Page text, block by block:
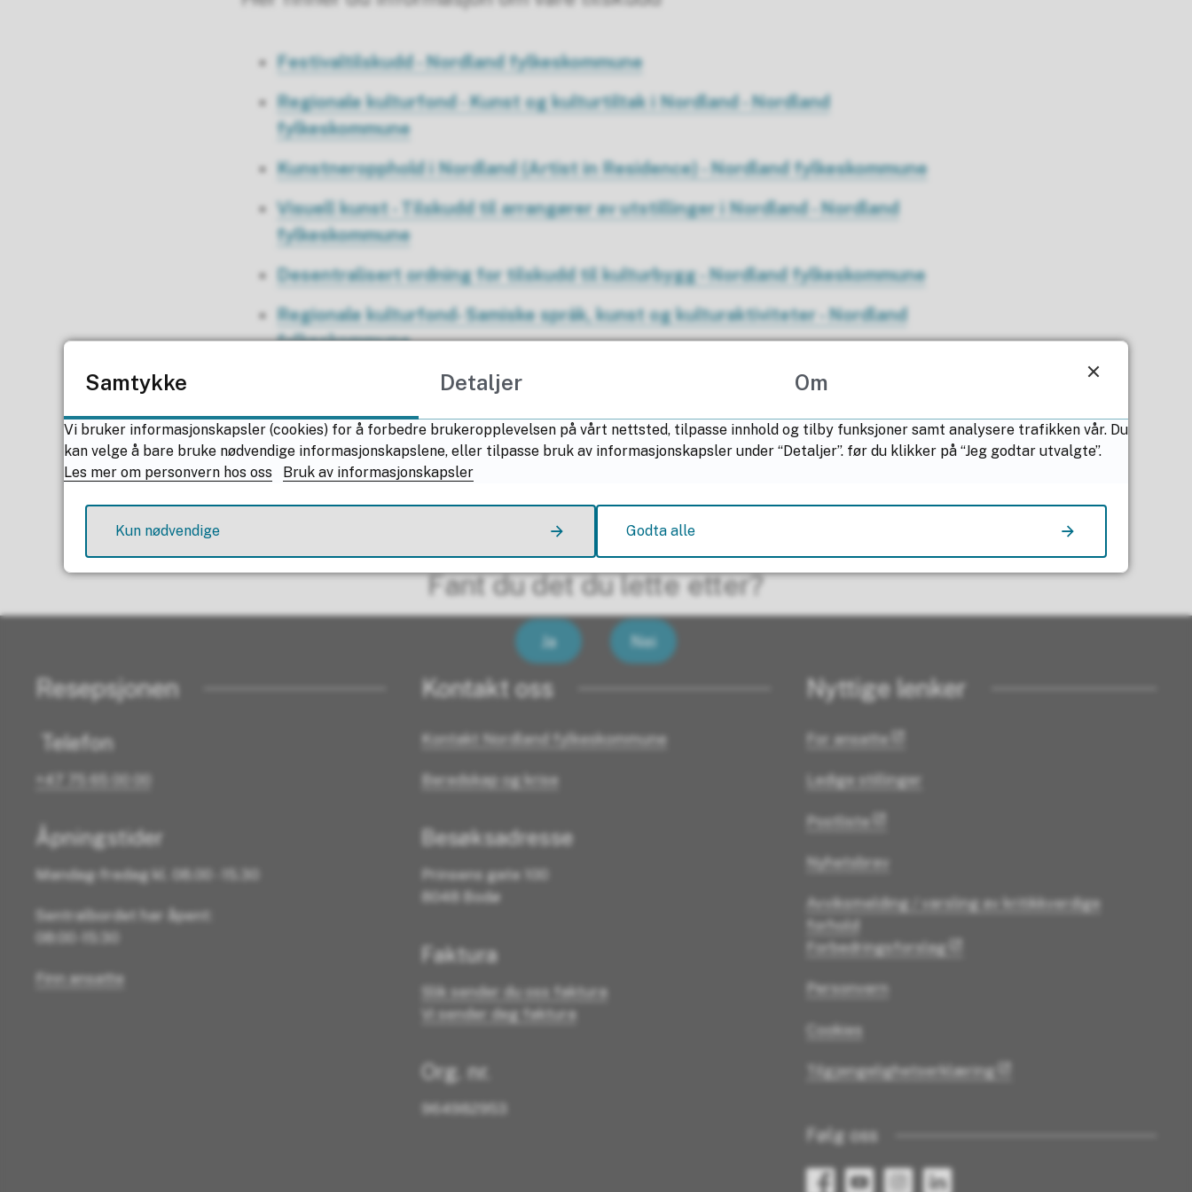
Festivaltilskudd - Nordland fylkeskommune
Regionale kulturfond - Kunst og kulturtiltak i Nordland - Nordland
fylkeskommune
Kunstneropphold i Nordland (Artist in Residence) - Nordland fylkeskommune
Visuell kunst - Tilskudd til arrangører av utstillinger i Nordland - Nordland
fylkeskommune
Desentralisert ordning for tilskudd til kulturbygg - Nordland fylkeskommune
Regionale kulturfond- Samiske språk, kunst og kulturaktiviteter - Nordland
fylkeskommune
Reisestipend for kunstnere - Nordland fylkeskommune
Publisert av Kathrine Schjem Sist endret 17.12.2025 09.07
Fant du det du lette etter?
Ja Nei
Resepsjonen
Telefon
+47 75 65 00 00
Åpningstider
Mandag-fredag kl. 08.00 - 15.30
Sentralbordet har åpent:
08:00 -15:30
Finn ansatte
Kontakt oss
Kontakt Nordland fylkeskommune
Beredskap og krise
Besøksadresse
Prinsens gate 100
8048 Bodø
Faktura
Slik sender du oss faktura
Vi sender deg faktura
Org. nr.
964982953
Nyttige lenker
For ansatte
Ledige stillinger
Postliste
Nyhetsbrev
Avviksmelding / varsling av kritikkverdige
forhold
Forbedringsforslag
Personvern
Cookies
Tilgjengelighetserklæring
Følg oss
Samtykke Detaljer Om
Vi bruker informasjonskapsler (cookies) for å forbedre brukeropplevelsen på vårt nettsted, tilpasse innhold og tilby funksjoner samt analysere trafikken vår. Du
kan velge å bare bruke nødvendige informasjonskapslene, eller tilpasse bruk av informasjonskapsler under “Detaljer”. før du klikker på “Jeg godtar utvalgte”.
Les mer om personvern hos oss
Bruk av informasjonskapsler
Kun nødvendige Godta alle